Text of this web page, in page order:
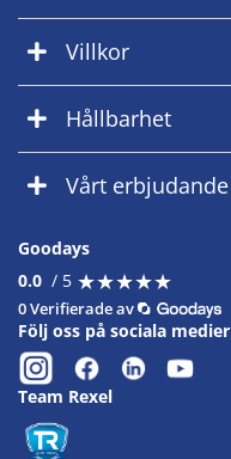
Villkor
Hållbarhet
Vårt erbjudande
Goodays
0.0 / 5 ★★★★★
★★★★★
0 Verifierade av
Följ oss på sociala medier
Team Rexel